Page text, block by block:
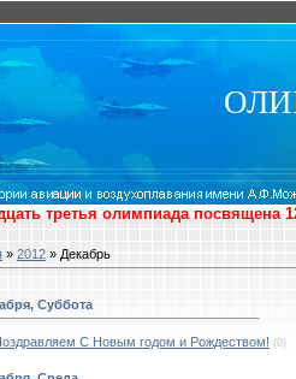
третья олимпиада посвящена
» 2012 » Декабрь
Суббота
С Новым годом и Рождеством! (0)